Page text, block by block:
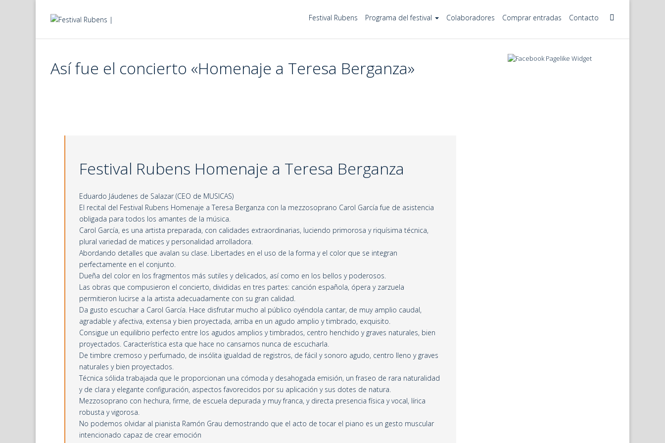
Festival Rubens Programa del festival Colaboradores Comprar entradas Contacto
Así fue el concierto «Homenaje a Teresa Berganza»
Festival Rubens Homenaje a Teresa Berganza
Eduardo Jáudenes de Salazar (CEO de MUSICAS)
El recital del Festival Rubens Homenaje a Teresa Berganza con la mezzosoprano Carol García fue de asistencia
obligada para todos los amantes de la música.
Carol García, es una artista preparada, con calidades extraordinarias, luciendo primorosa y riquísima técnica,
plural variedad de matices y personalidad arrolladora.
Abordando detalles que avalan su clase. Libertades en el uso de la forma y el color que se integran
perfectamente en el conjunto.
Dueña del color en los fragmentos más sutiles y delicados, así como en los bellos y poderosos.
Las obras que compusieron el concierto, divididas en tres partes: canción española, ópera y zarzuela
permitieron lucirse a la artista adecuadamente con su gran calidad.
Da gusto escuchar a Carol García. Hace disfrutar mucho al público oyéndola cantar, de muy amplio caudal,
agradable y afectiva, extensa y bien proyectada, arriba en un agudo amplio y timbrado, exquisito.
Consigue un equilibrio perfecto entre los agudos amplios y timbrados, centro henchido y graves naturales, bien
proyectados. Característica esta que hace no cansarnos nunca de escucharla.
De timbre cremoso y perfumado, de insólita igualdad de registros, de fácil y sonoro agudo, centro lleno y graves
naturales y bien proyectados.
Técnica sólida trabajada que le proporcionan una cómoda y desahogada emisión, un fraseo de rara naturalidad
y de clara y elegante configuración, aspectos favorecidos por su aplicación y sus dotes de natura.
Mezzosoprano con hechura, firme, de escuela depurada y muy franca, y directa presencia física y vocal, lírica
robusta y vigorosa.
No podemos olvidar al pianista Ramón Grau demostrando que el acto de tocar el piano es un gesto muscular
intencionado capaz de crear emoción